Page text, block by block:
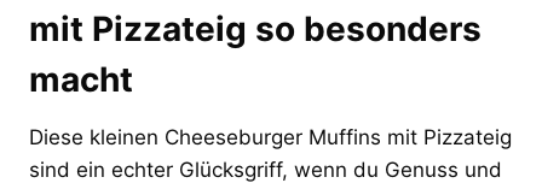
mit Pizzateig so besonders
macht
Diese kleinen Cheeseburger Muffins mit Pizzateig
sind ein echter Glücksgriff, wenn du Genuss und